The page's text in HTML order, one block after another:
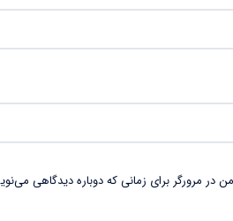
در مرورگر برای زمانی که دوباره دیدگاهی